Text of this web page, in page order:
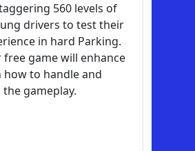
560 levels of
drivers to test their
in hard Parking.
game will enhance
to handle and
gameplay.